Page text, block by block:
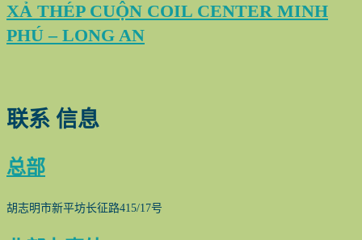
XẢ THÉP CUỘN COIL CENTER MINH
PHÚ – LONG AN
联系 信息
总部
胡志明市新平坊长征路415/17号